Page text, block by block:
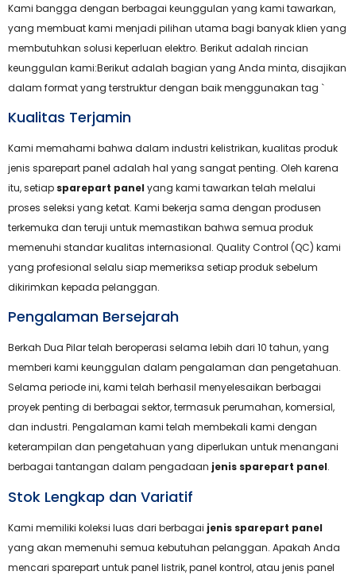
Kami bangga dengan berbagai keunggulan yang kami tawarkan,
yang membuat kami menjadi pilihan utama bagi banyak klien yang
membutuhkan solusi keperluan elektro. Berikut adalah rincian
keunggulan kami:Berikut adalah bagian yang Anda minta, disajikan
dalam format yang terstruktur dengan baik menggunakan tag `
Kualitas Terjamin
Kami memahami bahwa dalam industri kelistrikan, kualitas produk
jenis sparepart panel adalah hal yang sangat penting. Oleh karena
itu, setiap sparepart panel yang kami tawarkan telah melalui
proses seleksi yang ketat. Kami bekerja sama dengan produsen
terkemuka dan teruji untuk memastikan bahwa semua produk
memenuhi standar kualitas internasional. Quality Control (QC) kami
yang profesional selalu siap memeriksa setiap produk sebelum
dikirimkan kepada pelanggan.
Pengalaman Bersejarah
Berkah Dua Pilar telah beroperasi selama lebih dari 10 tahun, yang
memberi kami keunggulan dalam pengalaman dan pengetahuan.
Selama periode ini, kami telah berhasil menyelesaikan berbagai
proyek penting di berbagai sektor, termasuk perumahan, komersial,
dan industri. Pengalaman kami telah membekali kami dengan
keterampilan dan pengetahuan yang diperlukan untuk menangani
berbagai tantangan dalam pengadaan jenis sparepart panel.
Stok Lengkap dan Variatif
Kami memiliki koleksi luas dari berbagai jenis sparepart panel
yang akan memenuhi semua kebutuhan pelanggan. Apakah Anda
mencari sparepart untuk panel listrik, panel kontrol, atau jenis panel